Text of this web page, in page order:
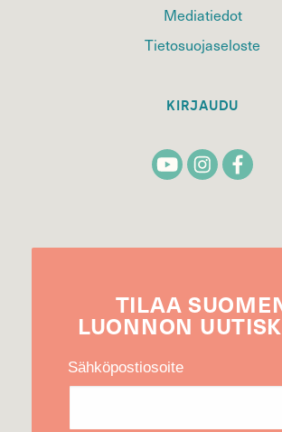
Mediatiedot
Tietosuojaseloste
KIRJAUDU
TILAA
LUONNON
Sähköpostiosoite